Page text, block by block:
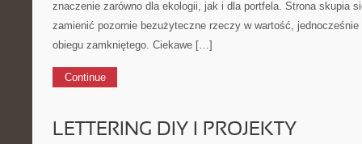
znaczenie zarówno dla ekologii, jak i dla portfela. Strona skupia
zamienić pozornie bezużyteczne rzeczy w wartość, jednocześnie
obiegu zamkniętego. Ciekawe […]
Continue
LETTERING DIY I PROJEKTY